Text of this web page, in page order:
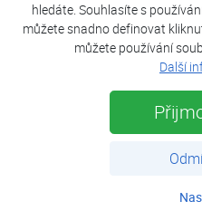
hledáte. Souhlasíte s
můžete snadno definovat
můžete používání
Další
Více